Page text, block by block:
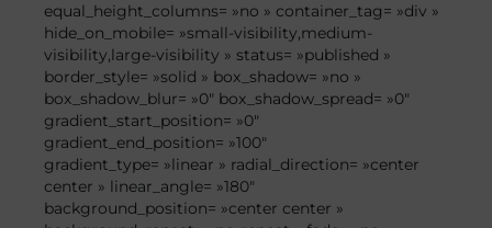
equal_height_columns= »no » container_tag= »div »
hide_on_mobile= »small-visibility,medium-
visibility,large-visibility » status= »published »
border_style= »solid » box_shadow= »no »
box_shadow_blur= »0″ box_shadow_spread= »0″
gradient_start_position= »0″
gradient_end_position= »100″
gradient_type= »linear » radial_direction= »center
center » linear_angle= »180″
background_position= »center center »